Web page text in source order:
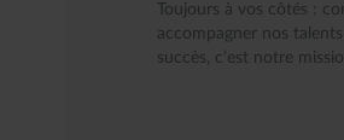
Toujours à vos côtés :
accompagner nos
succès, c’est notre